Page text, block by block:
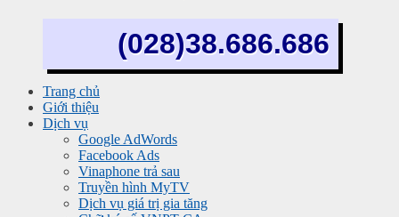
(028)38.686.686
Trang chủ
Giới thiệu
Dịch vụ
Google AdWords
Facebook Ads
Vinaphone trả sau
Truyền hình MyTV
Dịch vụ giá trị gia tăng